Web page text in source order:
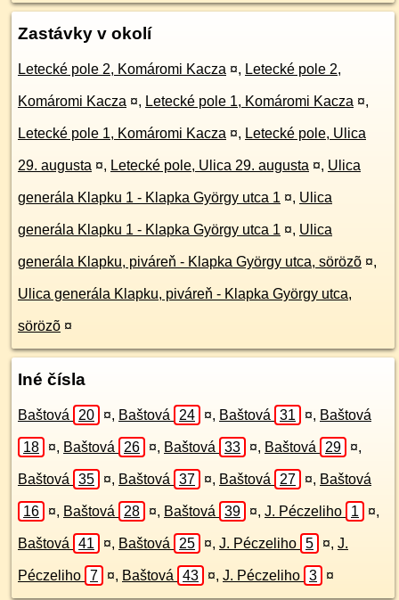
Zastávky v okolí
Letecké pole 2, Komáromi Kacza ¤, Letecké pole 2,
Komáromi Kacza ¤, Letecké pole 1, Komáromi Kacza ¤,
Letecké pole 1, Komáromi Kacza ¤, Letecké pole, Ulica
29. augusta ¤, Letecké pole, Ulica 29. augusta ¤, Ulica
generála Klapku 1 - Klapka György utca 1 ¤, Ulica
generála Klapku 1 - Klapka György utca 1 ¤, Ulica
generála Klapku, piváreň - Klapka György utca, sörözõ ¤,
Ulica generála Klapku, piváreň - Klapka György utca,
sörözõ ¤
Iné čísla
Baštová 20 ¤, Baštová 24 ¤, Baštová 31 ¤, Baštová
18 ¤, Baštová 26 ¤, Baštová 33 ¤, Baštová 29 ¤,
Baštová 35 ¤, Baštová 37 ¤, Baštová 27 ¤, Baštová
16 ¤, Baštová 28 ¤, Baštová 39 ¤, J. Péczeliho 1 ¤,
Baštová 41 ¤, Baštová 25 ¤, J. Péczeliho 5 ¤, J.
Péczeliho 7 ¤, Baštová 43 ¤, J. Péczeliho 3 ¤